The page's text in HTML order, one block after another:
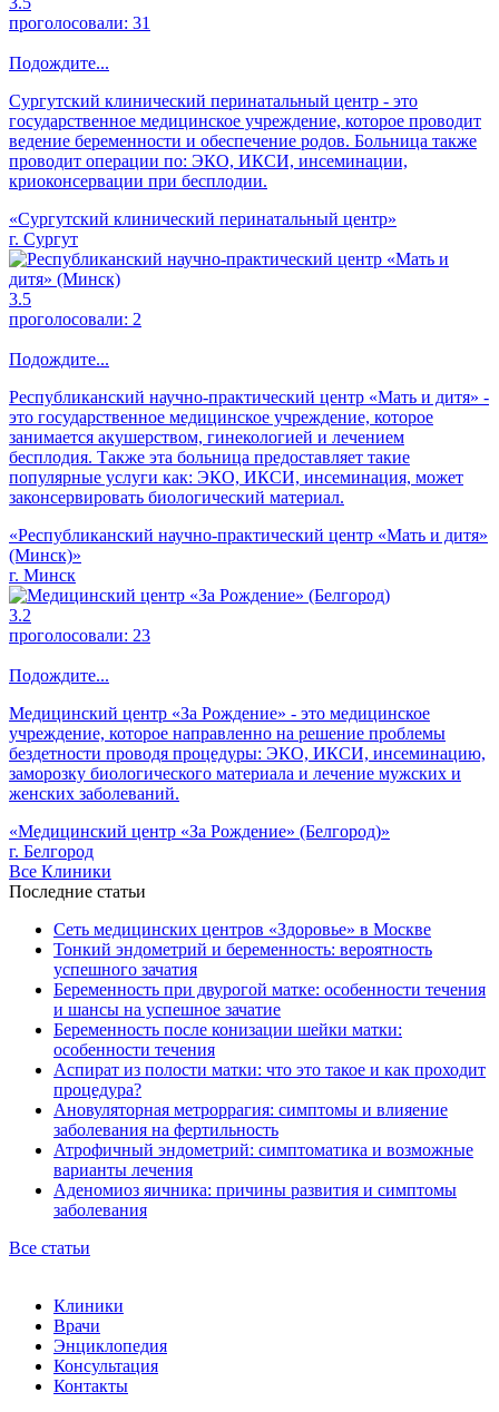
проголосовали: 31
Подождите...
Сургутский клинический перинатальный центр - это
государственное медицинское учреждение, которое проводит
ведение беременности и обеспечение родов. Больница также
проводит операции по: ЭКО, ИКСИ, инсеминации,
криоконсервации при бесплодии.
«Сургутский клинический перинатальный центр»
г. Сургут
3.5
проголосовали: 2
Подождите...
Республиканский научно-практический центр «Мать и дитя» -
это государственное медицинское учреждение, которое
занимается акушерством, гинекологией и лечением
бесплодия. Также эта больница предоставляет такие
популярные услуги как: ЭКО, ИКСИ, инсеминация, может
законсервировать биологический материал.
«Республиканский научно-практический центр «Мать и дитя»
(Минск)»
г. Минск
3.2
проголосовали: 23
Подождите...
Медицинский центр «За Рождение» - это медицинское
учреждение, которое направленно на решение проблемы
бездетности проводя процедуры: ЭКО, ИКСИ, инсеминацию,
заморозку биологического материала и лечение мужских и
женских заболеваний.
«Медицинский центр «За Рождение» (Белгород)»
г. Белгород
Все Клиники
Последние статьи
Сеть медицинских центров «Здоровье» в Москве
Тонкий эндометрий и беременность: вероятность
успешного зачатия
Беременность при двурогой матке: особенности течения
и шансы на успешное зачатие
Беременность после конизации шейки матки:
особенности течения
Аспират из полости матки: что это такое и как проходит
процедура?
Ановуляторная метроррагия: симптомы и влияение
заболевания на фертильность
Атрофичный эндометрий: симптоматика и возможные
варианты лечения
Аденомиоз яичника: причины развития и симптомы
заболевания
Все статьи
Клиники
Врачи
Энциклопедия
Консультация
Контакты